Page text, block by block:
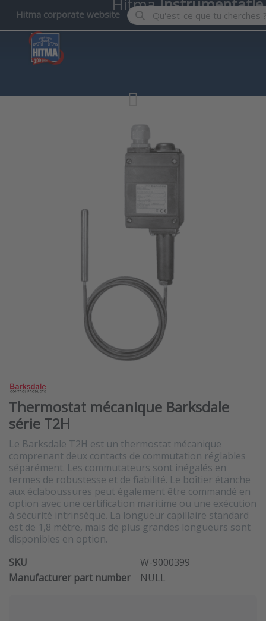
Hitma corporate website Enter a search term. Results
HitmaInstrumentatie
Thermostat mécanique Barksdale
série T2H
Le Barksdale T2H est un thermostat mécanique
comprenant deux contacts de commutation réglables
séparément. Les commutateurs sont inégalés en
termes de robustesse et de fiabilité. Le boîtier étanche
aux éclaboussures peut également être commandé en
option avec une certification maritime ou une exécution
à sécurité intrinsèque. La longueur capillaire standard
est de 1,8 mètre, mais de plus grandes longueurs sont
disponibles en option.
SKU
W-9000399
Manufacturer part number
NULL